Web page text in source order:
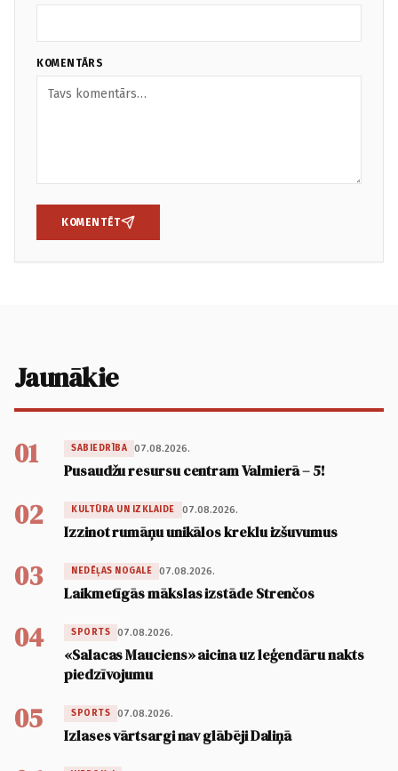
KOMENTĀRS
KOMENTĒT
Jaunākie
01 SABIEDRĪBA 07.08.2026.
Pusaudžu resursu centram Valmierā – 5!
02 KULTŪRA UN IZKLAIDE 07.08.2026.
Izzinot rumāņu unikālos kreklu izšuvumus
03 NEDĒĻAS NOGALE 07.08.2026.
Laikmetīgās mākslas izstāde Strenčos
04 SPORTS 07.08.2026.
«Salacas Mauciens» aicina uz leģendāru nakts
piedzīvojumu
05 SPORTS 07.08.2026.
Izlases vārtsargi nav glābēji Daliņā